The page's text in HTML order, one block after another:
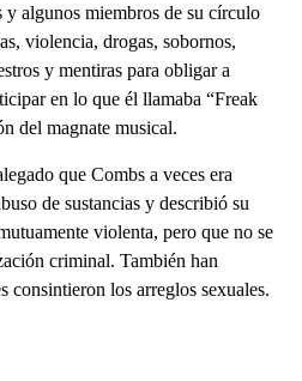
algunos miembros de su círculo
violencia, drogas, sobornos,
y mentiras para obligar a
en lo que él llamaba “Freak
del magnate musical.
que Combs a veces era
de sustancias y describió su
violenta, pero que no se
criminal. También han
consintieron los arreglos sexuales.